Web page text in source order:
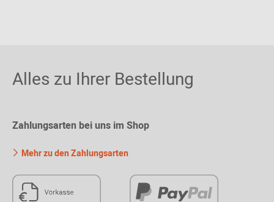
Alles zu Ihrer Bestellung
Zahlungsarten bei uns im Shop
Mehr zu den Zahlungsarten